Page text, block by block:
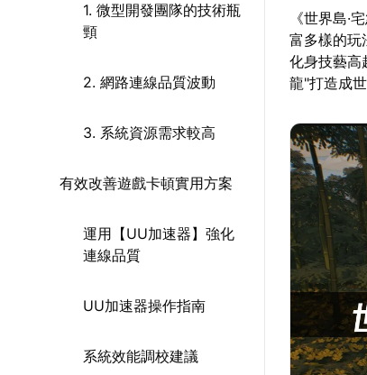
1. 微型開發團隊的技術瓶
頸
2. 網路連線品質波動
3. 系統資源需求較高
有效改善遊戲卡頓實用方案
運用【UU加速器】強化
連線品質
UU加速器操作指南
系統效能調校建議
《世界島·
富多樣的玩
化身技藝高
龍"打造成